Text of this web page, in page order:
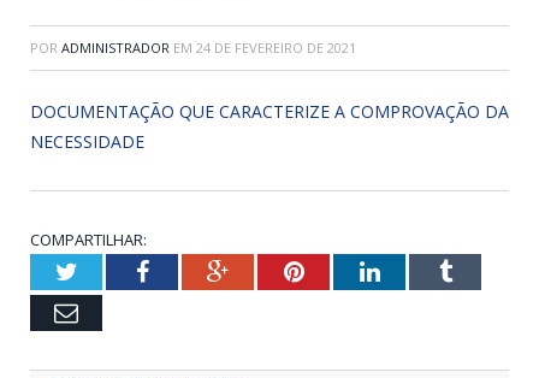
POR ADMINISTRADOR EM 24 DE FEVEREIRO DE 2021
DOCUMENTAÇÃO QUE CARACTERIZE A COMPROVAÇÃO DA
NECESSIDADE
COMPARTILHAR:
TwitterFacebookGoogle+PinterestLinkedInTumblr
Email